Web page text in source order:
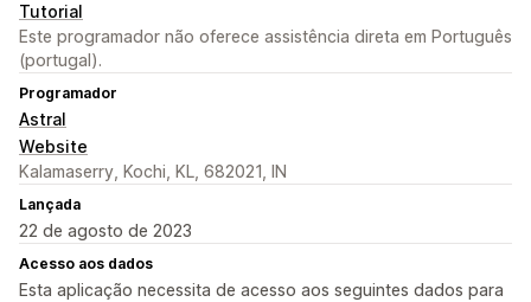
Tutorial
Este programador não oferece assistência direta em Português
(portugal).
Programador
Astral
Website
Kalamaserry, Kochi, KL, 682021, IN
Lançada
22 de agosto de 2023
Acesso aos dados
Esta aplicação necessita de acesso aos seguintes dados para